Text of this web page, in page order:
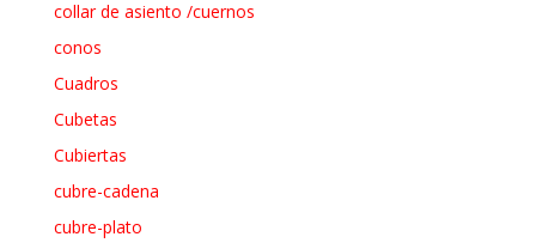
collar de asiento /cuernos
conos
Cuadros
Cubetas
Cubiertas
cubre-cadena
cubre-plato